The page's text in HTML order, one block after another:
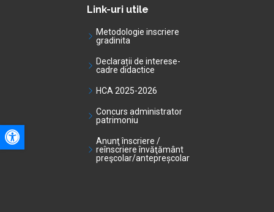
A+
Link-uri utile
Metodologie inscriere
gradinita
Declarații de interese-
cadre didactice
HCA 2025-2026
Concurs administrator
patrimoniu
Anunţ înscriere /
reînscriere învăţământ
preşcolar/antepreșcolar